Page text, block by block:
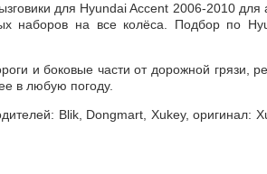
для Hyundai Accent 2006-2010
на все колёса. Подбор по
и боковые части от дорожной грязи,
в любую погоду.
Blik, Dongmart, Xukey, оригинал: